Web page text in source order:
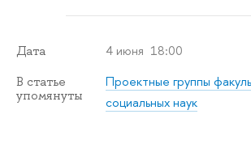
Дата 4 июня 18:00
В статье
упомянуты
Проектные группы
социальных наук